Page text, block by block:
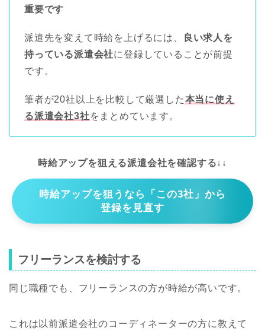
重要です
派遣先を変えて時給を上げるには、
良い求人を
持っている派遣会社に登録していることが前提
です。
筆者が20社以上を比較して厳選した本当に使え
る派遣会社3社をまとめています。
時給アップを狙える派遣会社を確認する↓↓
時給アップを狙うなら「この3社」から
登録を見直す
フリーランスを検討する
同じ職種でも、フリーランスの方が時給が高いです。
これは以前派遣会社のコーディネーターの方に教えて